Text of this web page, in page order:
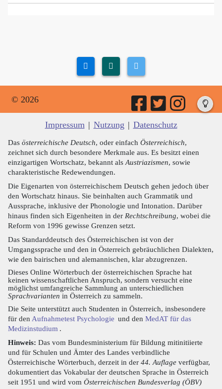
© 2026
Impressum | Nutzung | Datenschutz
Das österreichische Deutsch, oder einfach Österreichisch,
zeichnet sich durch besondere Merkmale aus. Es besitzt einen
einzigartigen Wortschatz, bekannt als Austriazismen, sowie
charakteristische Redewendungen.
Die Eigenarten von österreichischem Deutsch gehen jedoch über
den Wortschatz hinaus. Sie beinhalten auch Grammatik und
Aussprache, inklusive der Phonologie und Intonation. Darüber
hinaus finden sich Eigenheiten in der Rechtschreibung, wobei die
Reform von 1996 gewisse Grenzen setzt.
Das Standarddeutsch des Österreichischen ist von der
Umgangssprache und den in Österreich gebräuchlichen Dialekten,
wie den bairischen und alemannischen, klar abzugrenzen.
Dieses Online Wörterbuch der österreichischen Sprache hat
keinen wissenschaftlichen Anspruch, sondern versucht eine
möglichst umfangreiche Sammlung an unterschiedlichen
Sprachvarianten in Österreich zu sammeln.
Die Seite unterstützt auch Studenten in Österreich, insbesondere
für den Aufnahmetest Psychologie und den MedAT für das
Medizinstudium .
Hinweis: Das vom Bundesministerium für Bildung mitinitiierte
und für Schulen und Ämter des Landes verbindliche
Österreichische Wörterbuch, derzeit in der 44. Auflage verfügbar,
dokumentiert das Vokabular der deutschen Sprache in Österreich
seit 1951 und wird vom Österreichischen Bundesverlag (ÖBV)